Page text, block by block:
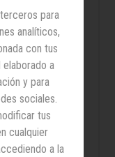
y
todo el
para
analíticos,
con tus
a
y para
sociales.
tus
cualquier
a la